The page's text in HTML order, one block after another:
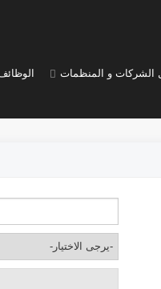
الشركات و المنظمات